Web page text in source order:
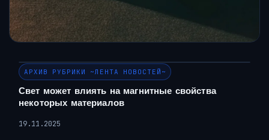
АРХИВ РУБРИКИ ~ЛЕНТА НОВОСТЕЙ~
Свет может влиять на магнитные свойства
некоторых материалов
19.11.2025